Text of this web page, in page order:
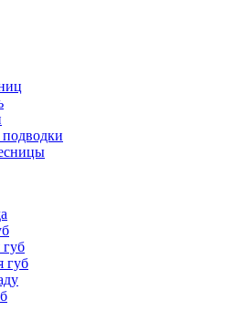
губ
губ